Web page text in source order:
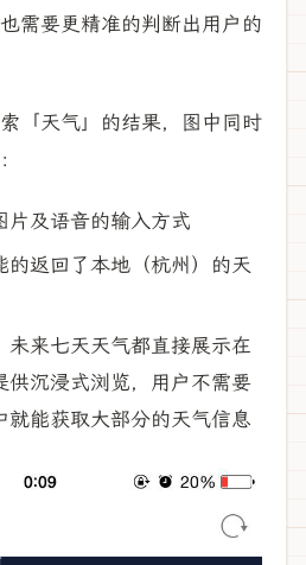
需要更精准的判断出用户的
「天气」的结果，图中同时
片及语音的输入方式
的返回了本地（杭州）的天
未来七天天气都直接展示在
供沉浸式浏览，用户不需要
就能获取大部分的天气信息